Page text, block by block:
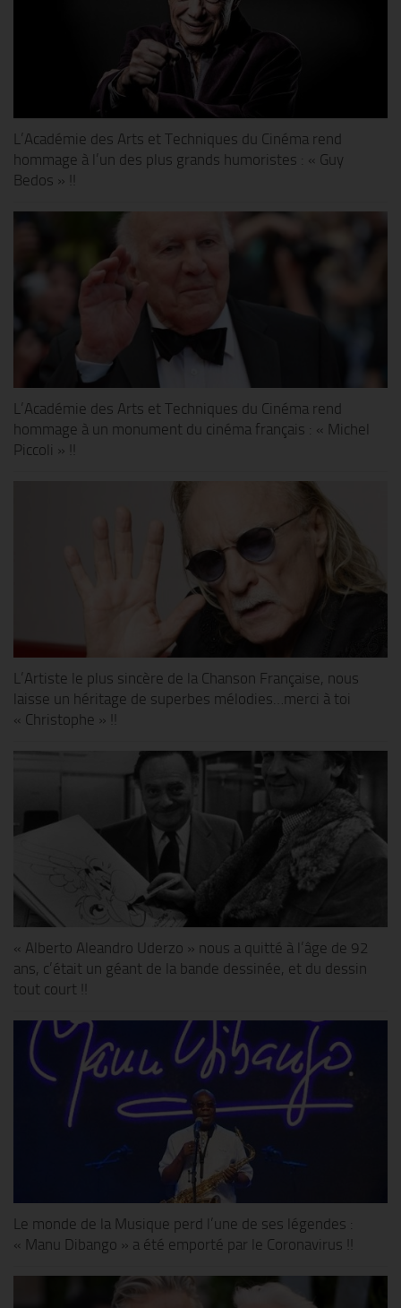
L’Académie des Arts et Techniques du Cinéma rend
hommage à l’un des plus grands humoristes : « Guy
Bedos » !!
L’Académie des Arts et Techniques du Cinéma rend
hommage à un monument du cinéma français : « Michel
Piccoli » !!
L’Artiste le plus sincère de la Chanson Française, nous
laisse un héritage de superbes mélodies…merci à toi
« Christophe » !!
« Alberto Aleandro Uderzo » nous a quitté à l’âge de 92
ans, c’était un géant de la bande dessinée, et du dessin
tout court !!
Le monde de la Musique perd l’une de ses légendes :
« Manu Dibango » a été emporté par le Coronavirus !!